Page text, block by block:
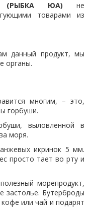
(РЫБКА ЮА) не
товарами из
данный продукт, мы
органы.
многим, – это,
горбуши.
выловленной в
моря.
икринок 5 мм.
просто тает во рту и
морепродукт,
застолье. Бутерброды
или чай и подарят